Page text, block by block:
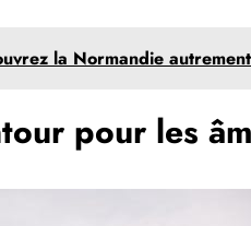
la Normandie
pour les